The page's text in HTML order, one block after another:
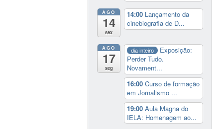
AGO
14
sex
14:00 Lançamento da
cinebiografia de D...
AGO
17
seg
dia inteiro
Exposição:
Perder Tudo.
Novament...
16:00Curso de formação
em Jornalismo ...
19:00Aula Magna do
IELA: Homenagem ao...